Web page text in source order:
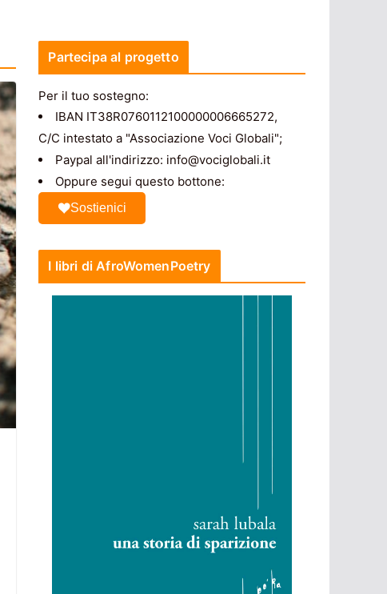
Partecipa al progetto
Per il tuo sostegno:
IBAN IT38R0760112100000006665272,
C/C intestato a "Associazione Voci Globali";
Paypal all'indirizzo: info@vociglobali.it
Oppure segui questo bottone:
Sostienici
I libri di AfroWomenPoetry